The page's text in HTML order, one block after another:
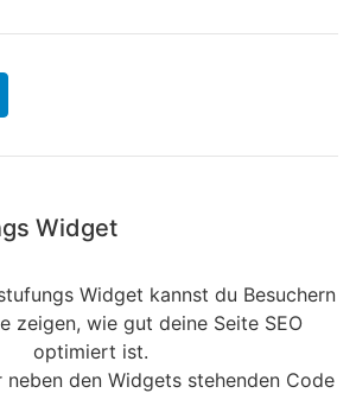
Widget
Widget kannst du Besuchern
zeigen, wie gut deine Seite SEO
optimiert ist.
neben den Widgets stehenden Code